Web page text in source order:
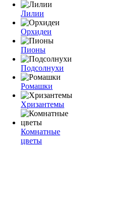
Лилии
Орхидеи
Пионы
Подсолнухи
Ромашки
Хризантемы
Комнатные
цветы